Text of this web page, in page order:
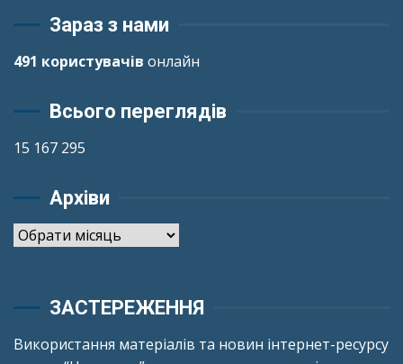
Зараз з нами
491 користувачів онлайн
Всього переглядів
15 167 295
Архіви
Архіви
ЗАСТЕРЕЖЕННЯ
Використання матеріалів та новин інтернет-ресурсу